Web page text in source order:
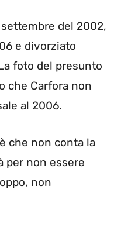
del 2002,
e divorziato
foto del presunto
che Carfora non
al 2006.
che non conta la
per non essere
non